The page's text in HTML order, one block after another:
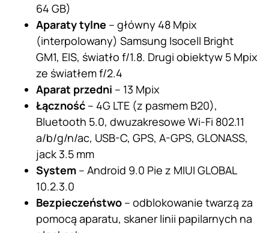
64 GB)
Aparaty tylne – główny 48 Mpix
(interpolowany) Samsung Isocell Bright
GM1, EIS, światło f/1.8. Drugi obiektyw 5 Mpix
ze światłem f/2.4
Aparat przedni – 13 Mpix
Łączność – 4G LTE (z pasmem B20),
Bluetooth 5.0, dwuzakresowe Wi-Fi 802.11
a/b/g/n/ac, USB-C, GPS, A-GPS, GLONASS,
jack 3.5 mm
System – Android 9.0 Pie z MIUI GLOBAL
10.2.3.0
Bezpieczeństwo – odblokowanie twarzą za
pomocą aparatu, skaner linii papilarnych na